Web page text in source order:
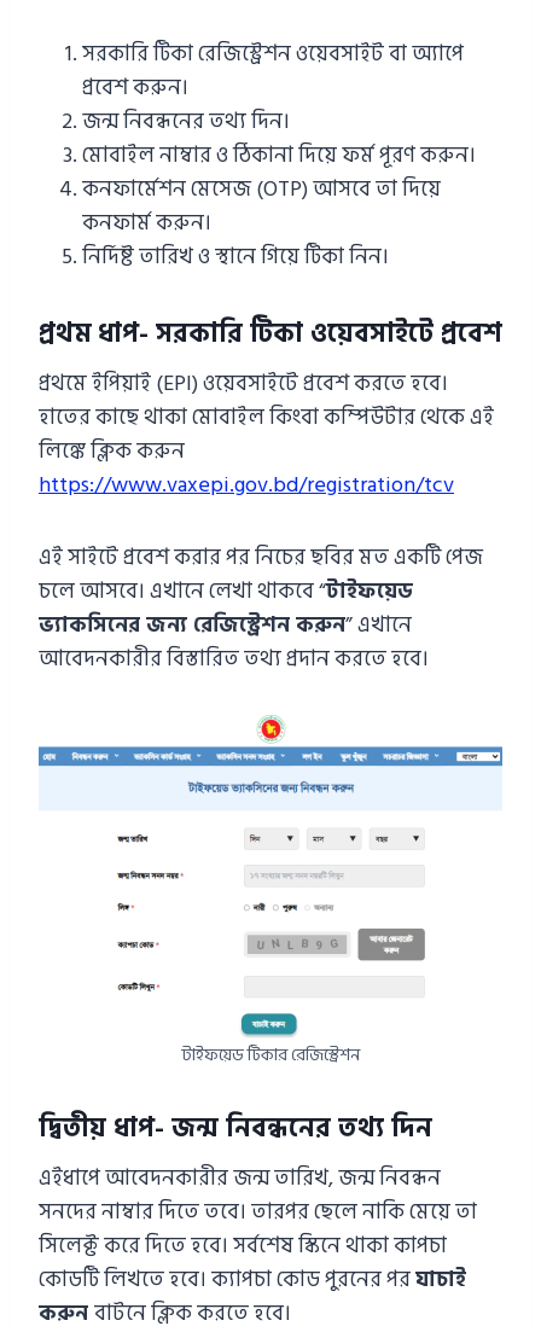
সরকারি টিকা রেজিস্ট্রেশন ওয়েবসাইট বা অ্যাপে
প্রবেশ করুন।
জন্ম নিবন্ধনের তথ্য দিন।
মোবাইল নাম্বার ও ঠিকানা দিয়ে ফর্ম পূরণ করুন।
কনফার্মেশন মেসেজ (OTP) আসবে তা দিয়ে
কনফার্ম করুন।
নির্দিষ্ট তারিখ ও স্থানে গিয়ে টিকা নিন।
প্রথম ধাপ- সরকারি টিকা ওয়েবসাইটে প্রবেশ
প্রথমে ইপিয়াই (EPI) ওয়েবসাইটে প্রবেশ করতে হবে।
হাতের কাছে থাকা মোবাইল কিংবা কম্পিউটার থেকে এই
লিঙ্কে ক্লিক করুন
https://www.vaxepi.gov.bd/registration/tcv
এই সাইটে প্রবেশ করার পর নিচের ছবির মত একটি পেজ
চলে আসবে। এখানে লেখা থাকবে “টাইফয়েড
ভ্যাকসিনের জন্য রেজিস্ট্রেশন করুন” এখানে
আবেদনকারীর বিস্তারিত তথ্য প্রদান করতে হবে।
টাইফয়েড টিকার রেজিস্ট্রেশন
দ্বিতীয় ধাপ- জন্ম নিবন্ধনের তথ্য দিন
এইধাপে আবেদনকারীর জন্ম তারিখ, জন্ম নিবন্ধন
সনদের নাম্বার দিতে তবে। তারপর ছেলে নাকি মেয়ে তা
সিলেক্ট করে দিতে হবে। সর্বশেষ স্কিনে থাকা কাপচা
কোডটি লিখতে হবে। ক্যাপচা কোড পুরনের পরযাচাই
করুনবাটনে ক্লিক করতে হবে।